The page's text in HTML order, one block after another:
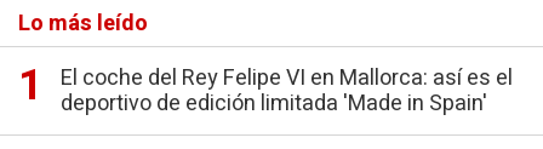
Lo más leído
El coche del Rey Felipe VI en Mallorca: así es el
deportivo de edición limitada 'Made in Spain'